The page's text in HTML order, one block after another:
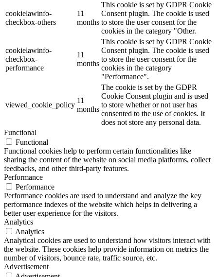
cookielawinfo-
checkbox-others
11
months
This cookie is set by GDPR Cookie
Consent plugin. The cookie is used
to store the user consent for the
cookies in the category "Other.
cookielawinfo-
checkbox-
performance
11
months
This cookie is set by GDPR Cookie
Consent plugin. The cookie is used
to store the user consent for the
cookies in the category
"Performance".
viewed_cookie_policy
11
months
The cookie is set by the GDPR
Cookie Consent plugin and is used
to store whether or not user has
consented to the use of cookies. It
does not store any personal data.
Functional
Functional
Functional cookies help to perform certain functionalities like
sharing the content of the website on social media platforms, collect
feedbacks, and other third-party features.
Performance
Performance
Performance cookies are used to understand and analyze the key
performance indexes of the website which helps in delivering a
better user experience for the visitors.
Analytics
Analytics
Analytical cookies are used to understand how visitors interact with
the website. These cookies help provide information on metrics the
number of visitors, bounce rate, traffic source, etc.
Advertisement